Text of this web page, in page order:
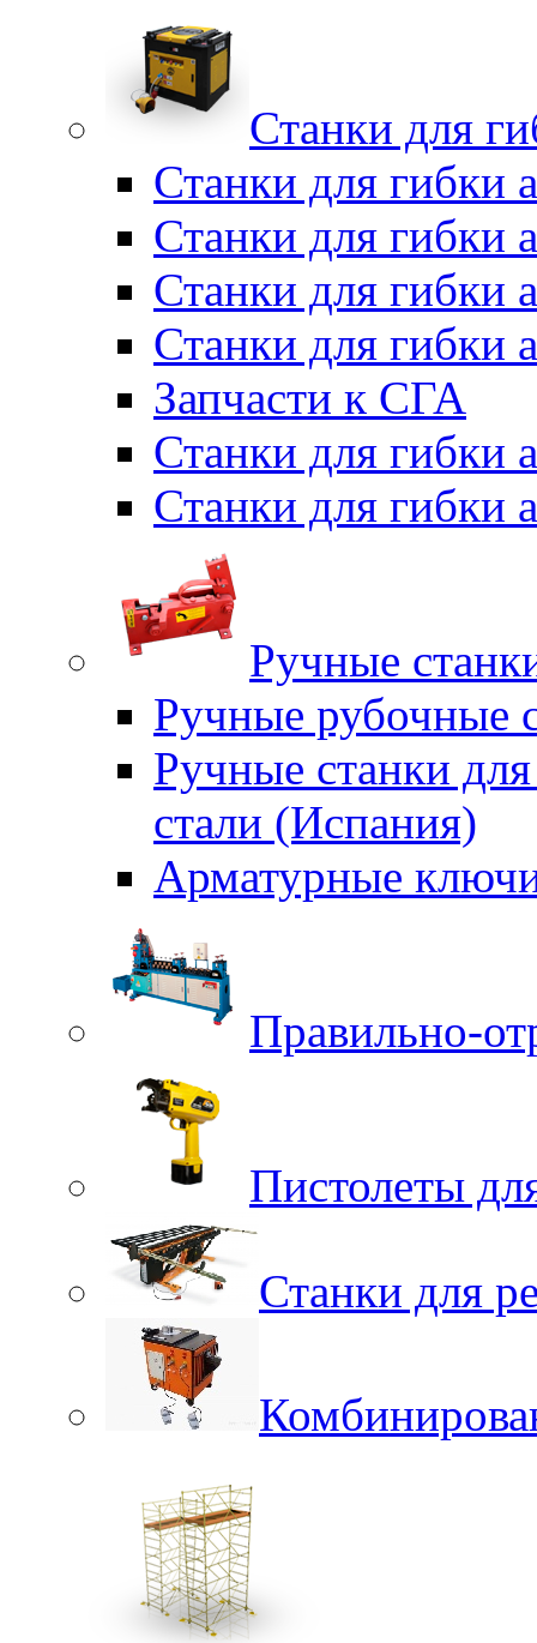
Станки для
Станки для гибки
Станки для гибки
Станки для гибки
Станки для гибки
Запчасти к СГА
Станки для гибки
Станки для гибки
Ручные
Ручные рубочные
Ручные станки
стали (Испания)
Арматурные
Правильно-
Пистолеты
Станки для